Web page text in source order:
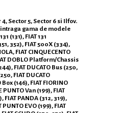
Sector 5, Sector 6 si Ilfov.
gama de modele
(131), FIAT 131
352), FIAT 500X (334),
FIAT CINQUECENTO
DOBLO Platform/Chassis
FIAT DUCATO Bus (250,
FIAT DUCATO
(146), FIAT FIORINO
PUNTO Van (199), FIAT
FIAT PANDA (312, 319),
PUNTO EVO (199), FIAT